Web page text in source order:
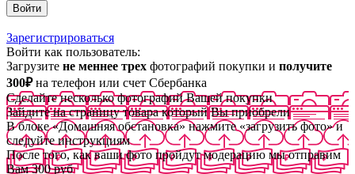
Зарегистрироваться
Войти как пользователь:
Загрузите не меннее трех фотографий покупки и получите
300₽на телефон или счет Сбербанка
Сделайте несколько фотографий Вашей покупки
Зайдите на страницу товара который Вы приобрели
В блоке «Домашняя обстановка» нажмите «загрузить фото» и
следуйте инструкциям
После того, как ваши фото пройдут модерацию мы отправим
Вам 300 руб